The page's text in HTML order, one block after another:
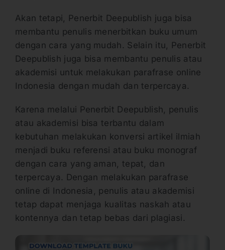
Akan tetapi, Penerbit Deepublish juga bisa
membantu penulis menerbitkan buku umum
dengan cara yang mudah. Selain itu, Penerbit
Deepublish juga bisa membantu penulis atau
akademisi untuk melakukan parafrase online
Indonesia dengan mudah dan terpercaya.
Karena melalui Penerbit Deepublish, penulis
atau akademisi bisa terbantu dalam
kebutuhan melakukan konversi artikel ilmiah
menjadi buku referensi atau buku monograf
dengan cara yang aman, tepat, dan
terpercaya. Dengan melakukan parafrase
online di Indonesia, penulis atau akademisi
tetap dapat menjaga kualitas naskah atau
kontennya dan tetap bebas dari plagiasi.